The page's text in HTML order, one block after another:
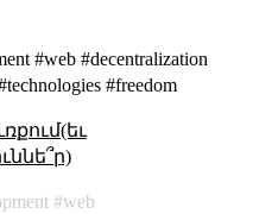
#web #decentralization
#freedom
web